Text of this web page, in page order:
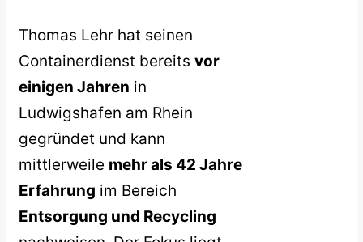
Thomas Lehr hat seinen
Containerdienst bereits vor
einigen Jahren in
Ludwigshafen am Rhein
gegründet und kann
mittlerweile mehr als 42 Jahre
Erfahrung im Bereich
Entsorgung und Recycling